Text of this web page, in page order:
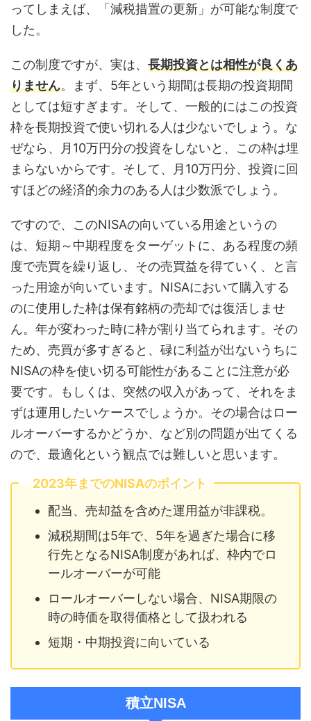
ってしまえば、「減税措置の更新」が可能な制度で
した。
この制度ですが、実は、 長期投資とは相性が良くあ
りません。まず、5年という期間は長期の投資期間
としては短すぎます。そして、一般的にはこの投資
枠を長期投資で使い切れる人は少ないでしょう。な
ぜなら、月10万円分の投資をしないと、この枠は埋
まらないからです。そして、月10万円分、投資に回
すほどの経済的余力のある人は少数派でしょう。
ですので、このNISAの向いている用途というの
は、短期～中期程度をターゲットに、ある程度の頻
度で売買を繰り返し、その売買益を得ていく、と言
った用途が向いています。NISAにおいて購入する
のに使用した枠は保有銘柄の売却では復活しませ
ん。年が変わった時に枠が割り当てられます。その
ため、売買が多すぎると、碌に利益が出ないうちに
NISAの枠を使い切る可能性があることに注意が必
要です。もしくは、突然の収入があって、それをま
ずは運用したいケースでしょうか。その場合はロー
ルオーバーするかどうか、など別の問題が出てくる
ので、最適化という観点では難しいと思います。
2023年までのNISAのポイント
配当、売却益を含めた運用益が非課税。
減税期間は5年で、5年を過ぎた場合に移
行先となるNISA制度があれば、枠内でロ
ールオーバーが可能
ロールオーバーしない場合、NISA期限の
時の時価を取得価格として扱われる
短期・中期投資に向いている
積立NISA